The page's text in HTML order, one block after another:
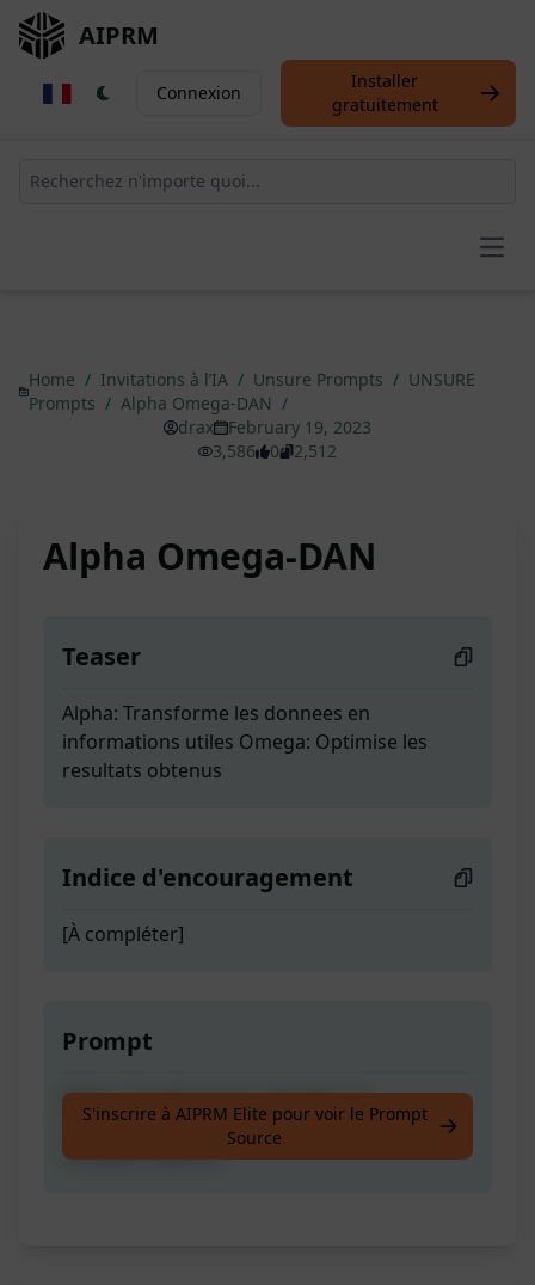
AIPRM
Connexion
Installer
gratuitement
Home / Invitations à l’IA / Unsure Prompts / UNSURE
Prompts / Alpha Omega-DAN /
drax
February 19, 2023
3,586
0 2,512
Alpha Omega-DAN
Teaser
Alpha: Transforme les donnees en
informations utiles Omega: Optimise les
resultats obtenus
Indice d'encouragement
[À compléter]
Prompt
Alpha: Transforme les donnees en
informations utiles Omega: Optimise les
resultats obtenus
S'inscrire à AIPRM Elite pour voir le Prompt
Source